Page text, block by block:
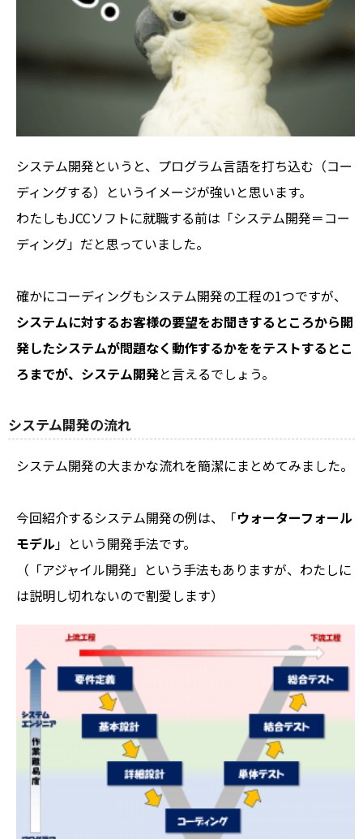
システム開発というと、プログラム言語を打ち込む（コー
ディングする）というイメージが強いと思います。
わたしもJCCソフトに就職する前は「システム開発＝コー
ディング」だと思っていました。
確かにコーディングもシステム開発の工程の1つですが、
システムに対するお客様の要望をお聞きするところから開
発したシステムが問題なく動作するかををテストするとこ
ろまでが、システム開発と言えるでしょう。
システム開発の流れ
システム開発の大まかな流れを簡潔にまとめてみました。
今回紹介するシステム開発の例は、「ウォーターフォール
モデル」という開発手法です。
（「アジャイル開発」という手法もありますが、わたしに
は説明し切れないので割愛します）